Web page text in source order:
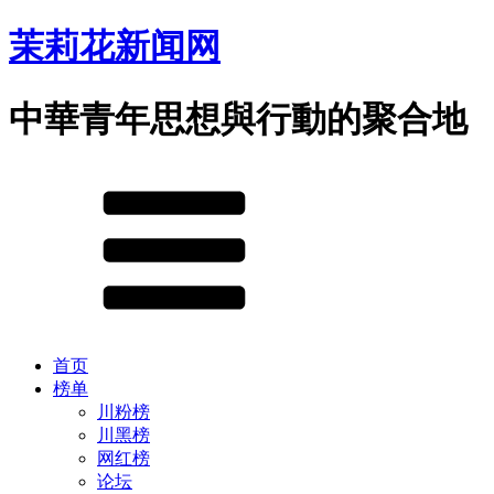
茉莉花新闻网
中華青年思想與行動的聚合地
首页
榜单
川粉榜
川黑榜
网红榜
论坛